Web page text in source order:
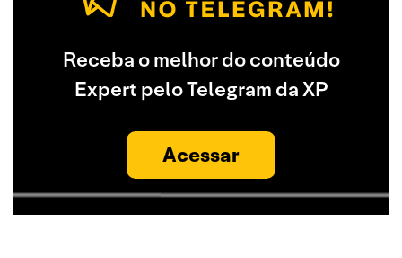
Receba o melhor do conteúdo
Expert pelo Telegram da XP
Acessar